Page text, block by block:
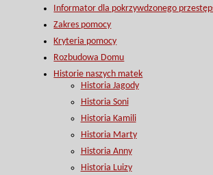
Informator dla pokrzywdzonego
Zakres pomocy
Kryteria pomocy
Rozbudowa Domu
Historie naszych matek
Historia Jagody
Historia Soni
Historia Kamili
Historia Marty
Historia Anny
Historia Luizy